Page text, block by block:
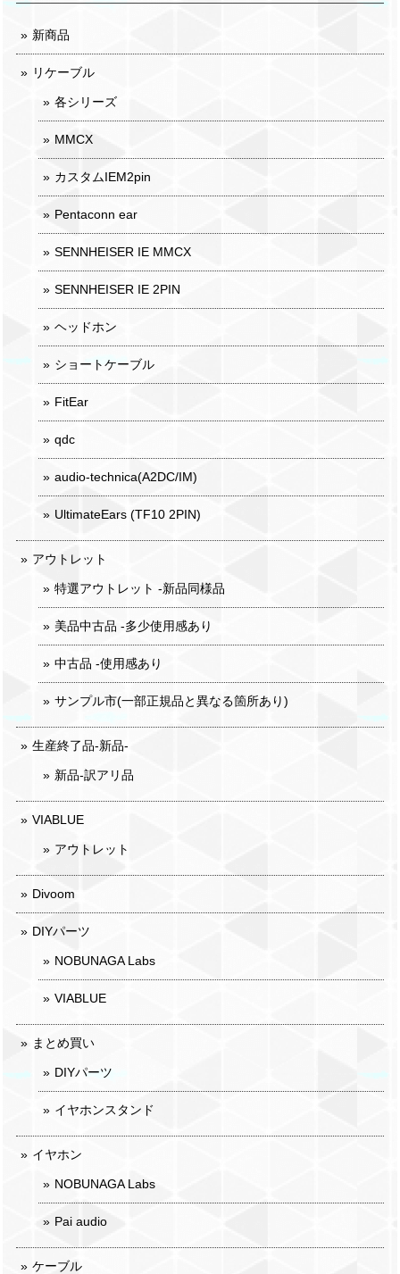
新商品
リケーブル
各シリーズ
MMCX
カスタムIEM2pin
Pentaconn ear
SENNHEISER IE MMCX
SENNHEISER IE 2PIN
ヘッドホン
ショートケーブル
FitEar
qdc
audio-technica(A2DC/IM)
UltimateEars (TF10 2PIN)
アウトレット
特選アウトレット -新品同様品
美品中古品 -多少使用感あり
中古品 -使用感あり
サンプル市(一部正規品と異なる箇所あり)
生産終了品-新品-
新品-訳アリ品
VIABLUE
アウトレット
Divoom
DIYパーツ
NOBUNAGA Labs
VIABLUE
まとめ買い
DIYパーツ
イヤホンスタンド
イヤホン
NOBUNAGA Labs
Pai audio
ケーブル